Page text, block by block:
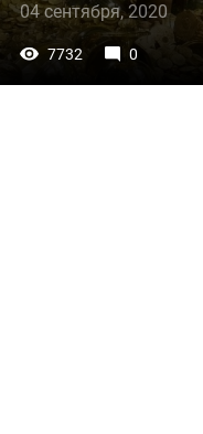
04 сентября, 2020
7732 0